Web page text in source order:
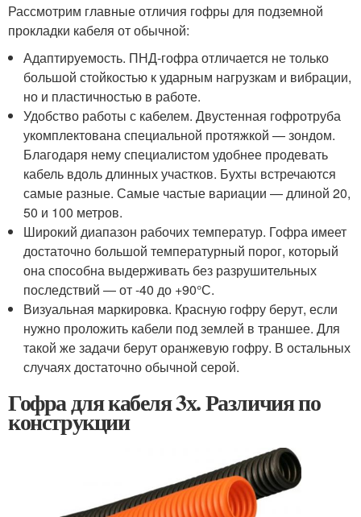
Рассмотрим главные отличия гофры для подземной
прокладки кабеля от обычной:
Адаптируемость. ПНД-гофра отличается не только
большой стойкостью к ударным нагрузкам и вибрации,
но и пластичностью в работе.
Удобство работы с кабелем. Двустенная гофротруба
укомплектована специальной протяжкой — зондом.
Благодаря нему специалистом удобнее продевать
кабель вдоль длинных участков. Бухты встречаются
самые разные. Самые частые вариации — длиной 20,
50 и 100 метров.
Широкий диапазон рабочих температур. Гофра имеет
достаточно большой температурный порог, который
она способна выдерживать без разрушительных
последствий — от -40 до +90°С.
Визуальная маркировка. Красную гофру берут, если
нужно проложить кабели под землей в траншее. Для
такой же задачи берут оранжевую гофру. В остальных
случаях достаточно обычной серой.
Гофра для кабеля 3х. Различия по
конструкции